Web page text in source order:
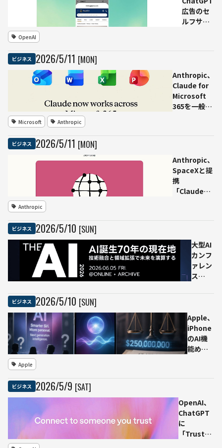
広告のセ
ルフサー
告主が直
接出稿可
能に
OpenAI
ビジネス 2026/5/11 [MON]
Anthropic、
Claude for
Microsoft
365を一般提
継ぐAI作業支
援
Microsoft Anthropic
ビジネス 2026/5/11 [MON]
Anthropic、
SpaceXと提
携
「Claude
GPUを確保
Anthropic
ビジネス 2026/5/10 [SUN]
大型AI
カンフ
ァレン
ス
6月5日
オンラ
イン開
催決
開始
ビジネス 2026/5/10 [SUN]
Apple、
iPhone
のAI機
能めぐ
390億
円）の
合意
Apple
ビジネス 2026/5/9 [SAT]
OpenAI、
ChatGPT
に
「Trusted